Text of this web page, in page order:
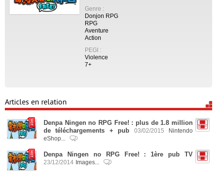
Genre :
Donjon RPG
RPG
Aventure
Action
PEGI :
Violence
7+
Articles en relation
Denpa Ningen no RPG Free! : plus de 1.8 million
de téléchargements + pub
03/02/2015
Nintendo
eShop...
Denpa Ningen no RPG Free! : 1ère pub TV
23/12/2014 Images...